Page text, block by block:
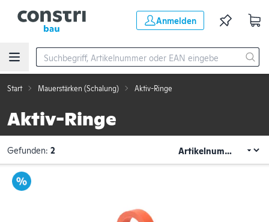
Anmelden
Start Mauerstärken (Schalung) Aktiv-Ringe
Aktiv-Ringe
Gefunden: 2